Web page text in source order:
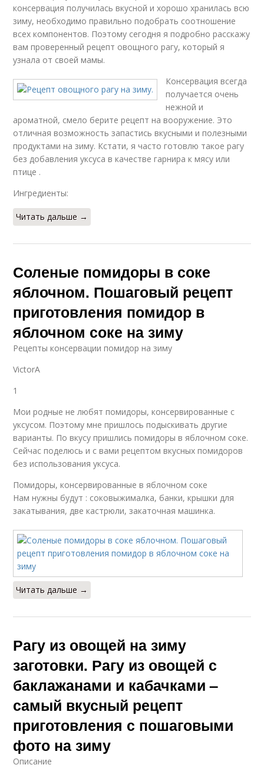
консервация получилась вкусной и хорошо хранилась всю
зиму, необходимо правильно подобрать соотношение
всех компонентов. Поэтому сегодня я подробно расскажу
вам проверенный рецепт овощного рагу, который я
узнала от своей мамы.
Консервация всегда
получается очень
нежной и
ароматной, смело берите рецепт на вооружение. Это
отличная возможность запастись вкусными и полезными
продуктами на зиму. Кстати, я часто готовлю такое рагу
без добавления уксуса в качестве гарнира к мясу или
птице .
Ингредиенты:
Читать дальше →
Соленые помидоры в соке
яблочном. Пошаговый рецепт
приготовления помидор в
яблочном соке на зиму
Pецепты консервации помидор на зиму
VictorA
1
Мои родные не любят помидоры, консервированные с
уксусом. Поэтому мне пришлось подыскивать другие
варианты. По вкусу пришлись помидоры в яблочном соке.
Сейчас поделюсь и с вами рецептом вкусных помидоров
без использования уксуса.
Помидоры, консервированные в яблочном соке
Нам нужны будут : соковыжималка, банки, крышки для
закатывания, две кастрюли, закаточная машинка.
Читать дальше →
Рагу из овощей на зиму
заготовки. Рагу из овощей с
баклажанами и кабачками –
самый вкусный рецепт
приготовления с пошаговыми
фото на зиму
Описание